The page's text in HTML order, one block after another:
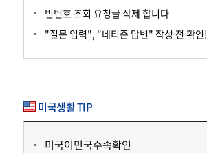
빈번호 조회 요청글 삭제 합니다
"질문 입력", "네티즌 답변" 작성 전 확인!
미국생활 TIP
미국이민국수속확인